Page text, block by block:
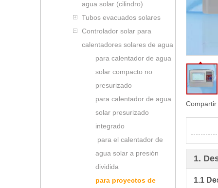
agua solar (cilindro)
Tubos evacuados solares
Controlador solar para
calentadores solares de agua
para calentador de agua
solar compacto no
presurizado
para calentador de agua
solar presurizado
integrado
para el calentador de
agua solar a presión
dividida
para proyectos de
Compartir
1.
1.1